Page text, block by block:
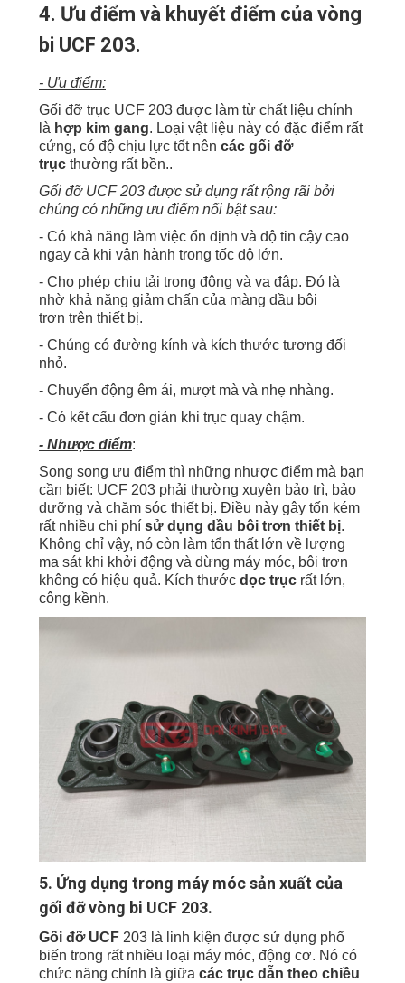
4. Ưu điểm và khuyết điểm của vòng
bi UCF 203.
- Ưu điểm:
Gối đỡ trục UCF 203 được làm từ chất liệu chính
là hợp kim gang. Loại vật liệu này có đặc điểm rất
cứng, có độ chịu lực tốt nên các gối đỡ
trục thường rất bền..
Gối đỡ UCF 203 được sử dụng rất rộng rãi bởi
chúng có những ưu điểm nổi bật sau:
- Có khả năng làm việc ổn định và độ tin cậy cao
ngay cả khi vận hành trong tốc độ lớn.
- Cho phép chịu tải trọng động và va đập. Đó là
nhờ khả năng giảm chấn của màng dầu bôi
trơn trên thiết bị.
- Chúng có đường kính và kích thước tương đối
nhỏ.
- Chuyển động êm ái, mượt mà và nhẹ nhàng.
- Có kết cấu đơn giản khi trục quay chậm.
- Nhược điểm:
Song song ưu điểm thì những nhược điểm mà bạn
cần biết: UCF 203 phải thường xuyên bảo trì, bảo
dưỡng và chăm sóc thiết bị. Điều này gây tốn kém
rất nhiều chi phí sử dụng dầu bôi trơn thiết bị.
Không chỉ vậy, nó còn làm tổn thất lớn về lượng
ma sát khi khởi động và dừng máy móc, bôi trơn
không có hiệu quả. Kích thước dọc trục rất lớn,
công kềnh.
5. Ứng dụng trong máy móc sản xuất của
gối đỡ vòng bi UCF 203.
Gối đỡ UCF 203 là linh kiện được sử dụng phổ
biến trong rất nhiều loại máy móc, động cơ. Nó có
chức năng chính là giữa các trục dẫn theo chiều